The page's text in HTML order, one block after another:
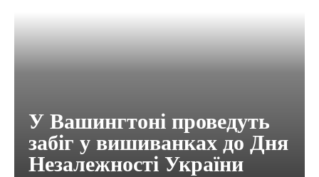
У Вашингтоні проведуть
забіг у вишиванках до Дня
Незалежності України